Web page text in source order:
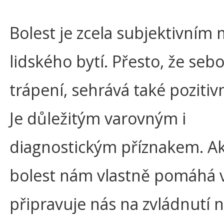
Bolest je zcela subjektivním
lidského bytí. Přesto, že
trápení, sehrává také
Je důležitým varovným i
diagnostickým příznakem.
bolest nám vlastně pomáhá
připravuje nás na zvládnutí